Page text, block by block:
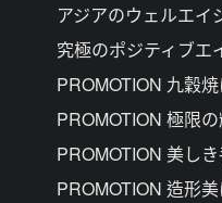
アジアのウェルエイ
究極のポジティブエ
PROMOTION 九穀
PROMOTION 極限
PROMOTION 美し
PROMOTION 造形